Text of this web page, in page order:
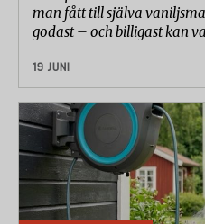
man fått till själva
godast – och billigast kan
19 JUNI